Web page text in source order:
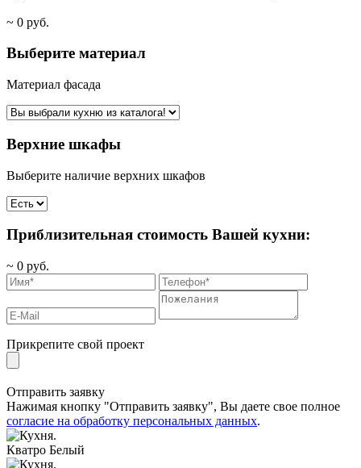
~ 0 руб.
Выберите материал
Материал фасада
Верхние шкафы
Выберите наличие верхних шкафов
Приблизительная стоимость Вашей кухни:
~ 0 руб.
Прикрепите свой проект
Отправить заявку
Нажимая кнопку "Отправить заявку", Вы даете свое полное
согласие на обработку персональных данных.
Кватро Белый